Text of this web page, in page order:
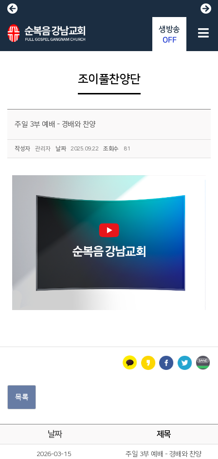
조이풀찬양단
주일 3부 예배 - 경배와 찬양
작성자 관리자 날짜 2025.09.22 조회수 81
목록
날짜 제목
2026-03-15 주일 3부 예배 - 경배와 찬양
생방송
OFF